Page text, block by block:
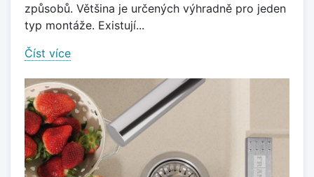
způsobů. Většina je určených výhradně pro jeden
typ montáže. Existují...
Číst více